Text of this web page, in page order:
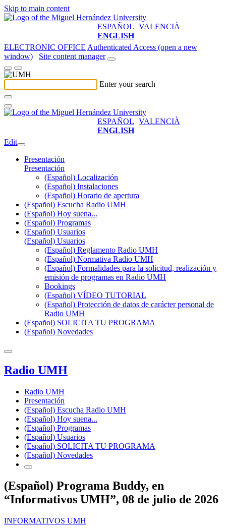
Skip to main content
ESPAÑOL VALENCIÀ
ENGLISH
ELECTRONIC OFFICE Authenticated Access (open a new
window)
Site content manager
Enter your search
ESPAÑOL VALENCIÀ
ENGLISH
Edit
Presentación
Presentación
(Español) Localización
(Español) Instalaciones
(Español) Horario de apertura
(Español) Escucha Radio UMH
(Español) Hoy suena...
(Español) Programas
(Español) Usuarios
(Español) Usuarios
(Español) Reglamento Radio UMH
(Español) Normativa Radio UMH
(Español) Formalidades para la solicitud, realización y
emisión de programas en Radio UMH
Bookings
(Español) VÍDEO TUTORIAL
(Español) Protección de datos de carácter personal de
Radio UMH
(Español) SOLICITA TU PROGRAMA
(Español) Novedades
Radio UMH
Radio UMH
Presentación
(Español) Escucha Radio UMH
(Español) Hoy suena...
(Español) Programas
(Español) Usuarios
(Español) SOLICITA TU PROGRAMA
(Español) Novedades
(Español) Programa Buddy, en
“Informativos UMH”, 08 de julio de 2026
INFORMATIVOS UMH